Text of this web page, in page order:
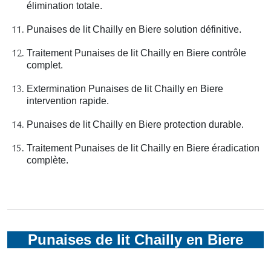
élimination totale.
Punaises de lit Chailly en Biere solution définitive.
Traitement Punaises de lit Chailly en Biere contrôle
complet.
Extermination Punaises de lit Chailly en Biere
intervention rapide.
Punaises de lit Chailly en Biere protection durable.
Traitement Punaises de lit Chailly en Biere éradication
complète.
Punaises de lit Chailly en Biere